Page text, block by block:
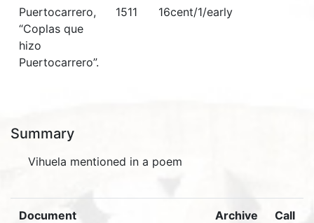
Puertocarrero,
“Coplas que
hizo
Puertocarrero”.
1511 16cent/1/early
Summary
Vihuela mentioned in a poem
Document
Archive
Call